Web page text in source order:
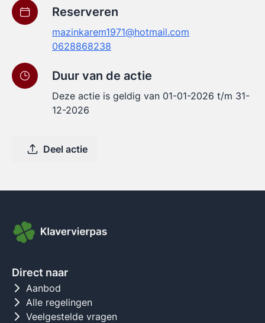
Reserveren
mazinkarem1971@hotmail.com
0628868238
Duur van de actie
Deze actie is geldig van 01-01-2026 t/m 31-
12-2026
Deel actie
Direct naar
Aanbod
Alle regelingen
Veelgestelde vragen